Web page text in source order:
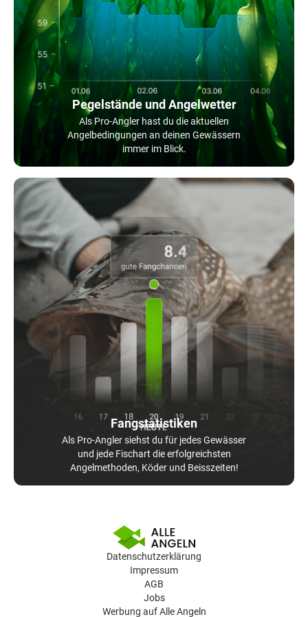
Pegelstände und Angelwetter
Als Pro-Angler hast du die aktuellen
Angelbedingungen an deinen Gewässern
immer im Blick.
Fangstatistiken
Als Pro-Angler siehst du für jedes Gewässer
und jede Fischart die erfolgreichsten
Angelmethoden, Köder und Beisszeiten!
Datenschutzerklärung
Impressum
AGB
Jobs
Werbung auf Alle Angeln